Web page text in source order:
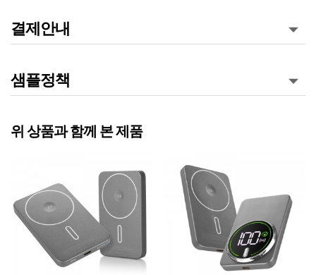
결제안내
샘플정책
위 상품과 함께 본 제품